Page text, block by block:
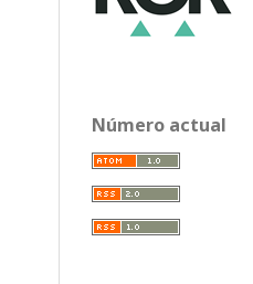
Número actual